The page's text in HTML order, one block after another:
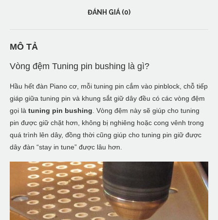
ĐÁNH GIÁ (0)
MÔ TẢ
Vòng đệm Tuning pin bushing là gì?
Hầu hết đàn Piano cơ, mỗi tuning pin cắm vào pinblock, chỗ tiếp
giáp giữa tuning pin và khung sắt giữ dây đều có các vòng đệm
gọi là tuning pin bushing. Vòng đệm này sẽ giúp cho tuning
pin được giữ chặt hơn, không bị nghiêng hoặc cong vênh trong
quá trình lên dây, đồng thời cũng giúp cho tuning pin giữ được
dây đàn “stay in tune” được lâu hơn.